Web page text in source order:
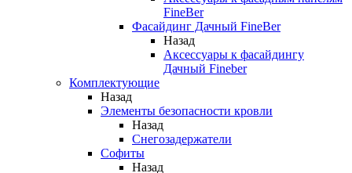
FineBer
Фасайдинг Дачный FineBer
Назад
Аксессуары к фасайдингу
Дачный Fineber
Комплектующие
Назад
Элементы безопасности кровли
Назад
Снегозадержатели
Софиты
Назад